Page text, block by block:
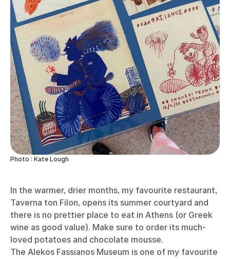
Photo : Kate Lough
In the warmer, drier months, my favourite restaurant,
Taverna ton Filon, opens its summer courtyard and
there is no prettier place to eat in Athens (or Greek
wine as good value). Make sure to order its much-
loved potatoes and chocolate mousse.
The Alekos Fassianos Museum is one of my favourite